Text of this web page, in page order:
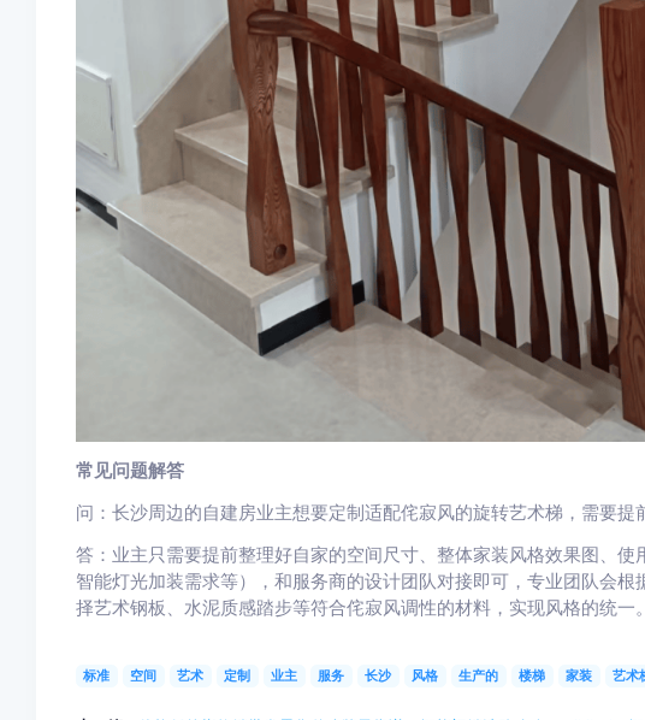
常见问题解答
问：长沙周边的自建房业主想要定制适配侘寂风的旋转艺术梯，需要提
答：业主只需要提前整理好自家的空间尺寸、整体家装风格效果图、使
智能灯光加装需求等），和服务商的设计团队对接即可，专业团队会
择艺术钢板、水泥质感踏步等符合侘寂风调性的材料，实现风格的统一。
标准 空间 艺术 定制 业主 服务 长沙 风格 生产的 楼梯 家装 艺术